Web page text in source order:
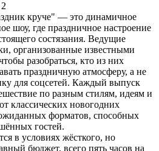
2
круче" — это динамичное
шоу, где праздничное настроение
состязания. Ведущие
организованные известными
разобраться, кто из них
праздничную атмосферу, а не
для соцсетей. Каждый выпуск
по разным стилям, идеям и
классических новогодних
форматов, способных
гостей.
в условиях жёсткого, но
бюджет, всего пять часов на